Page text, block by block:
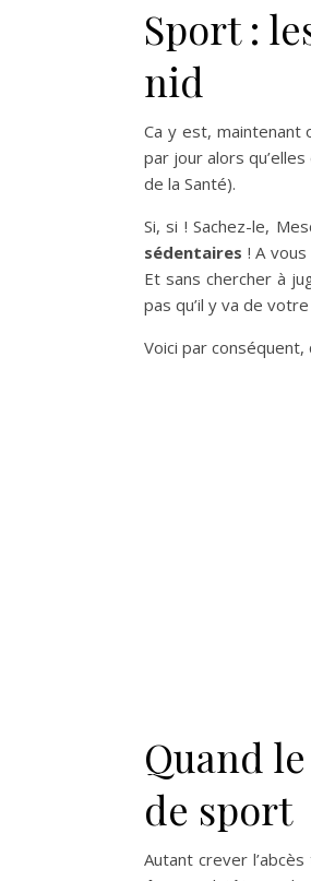
Sport :
nid
Ca y est, maintenant
par jour alors
de la Santé).
Si, si ! Sachez-le,
sédentaires ! A vous
Et sans chercher à
pas qu’il y va de
Voici par
Quand
de sport
Autant crever